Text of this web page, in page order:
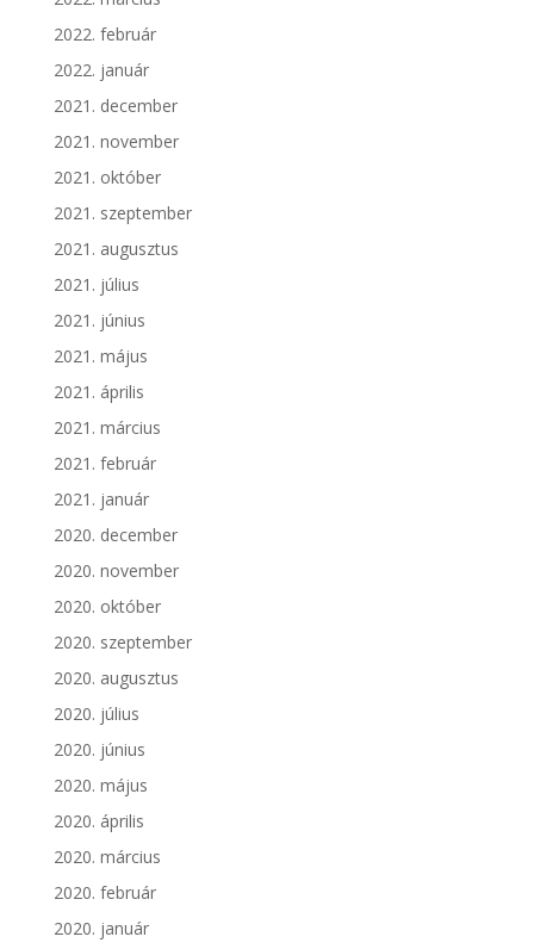
2022. február
2022. január
2021. december
2021. november
2021. október
2021. szeptember
2021. augusztus
2021. július
2021. június
2021. május
2021. április
2021. március
2021. február
2021. január
2020. december
2020. november
2020. október
2020. szeptember
2020. augusztus
2020. július
2020. június
2020. május
2020. április
2020. március
2020. február
2020. január